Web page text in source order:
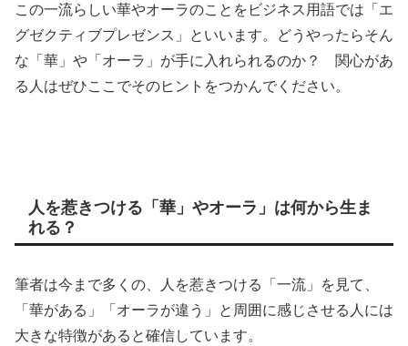
この一流らしい華やオーラのことをビジネス用語では「エ
グゼクティブプレゼンス」といいます。どうやったらそん
な「華」や「オーラ」が手に入れられるのか？ 関心があ
る人はぜひここでそのヒントをつかんでください。
人を惹きつける「華」やオーラ」は何から生ま
れる？
筆者は今まで多くの、人を惹きつける「一流」を見て、
「華がある」「オーラが違う」と周囲に感じさせる人には
大きな特徴があると確信しています。